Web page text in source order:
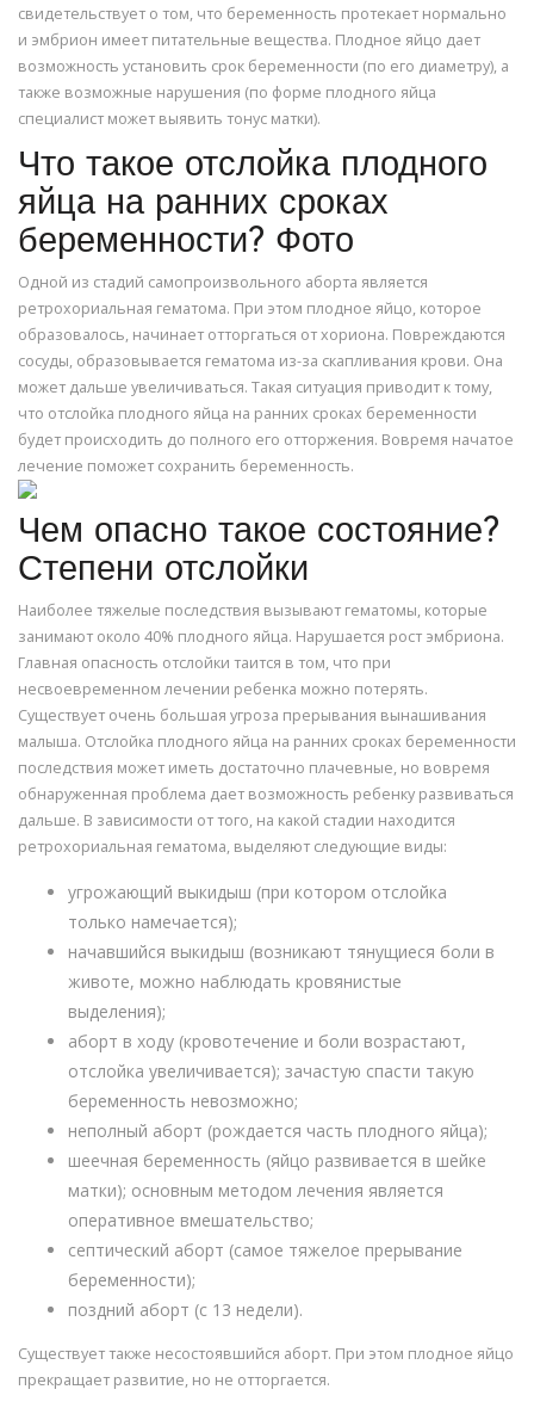
свидетельствует о том, что беременность протекает нормально
и эмбрион имеет питательные вещества. Плодное яйцо дает
возможность установить срок беременности (по его диаметру), а
также возможные нарушения (по форме плодного яйца
специалист может выявить тонус матки).
Что такое отслойка плодного
яйца на ранних сроках
беременности? Фото
Одной из стадий самопроизвольного аборта является
ретрохориальная гематома. При этом плодное яйцо, которое
образовалось, начинает отторгаться от хориона. Повреждаются
сосуды, образовывается гематома из-за скапливания крови. Она
может дальше увеличиваться. Такая ситуация приводит к тому,
что отслойка плодного яйца на ранних сроках беременности
будет происходить до полного его отторжения. Вовремя начатое
лечение поможет сохранить беременность.
Чем опасно такое состояние?
Степени отслойки
Наиболее тяжелые последствия вызывают гематомы, которые
занимают около 40% плодного яйца. Нарушается рост эмбриона.
Главная опасность отслойки таится в том, что при
несвоевременном лечении ребенка можно потерять.
Существует очень большая угроза прерывания вынашивания
малыша. Отслойка плодного яйца на ранних сроках беременности
последствия может иметь достаточно плачевные, но вовремя
обнаруженная проблема дает возможность ребенку развиваться
дальше. В зависимости от того, на какой стадии находится
ретрохориальная гематома, выделяют следующие виды:
угрожающий выкидыш (при котором отслойка
только намечается);
начавшийся выкидыш (возникают тянущиеся боли в
животе, можно наблюдать кровянистые
выделения);
аборт в ходу (кровотечение и боли возрастают,
отслойка увеличивается); зачастую спасти такую
беременность невозможно;
неполный аборт (рождается часть плодного яйца);
шеечная беременность (яйцо развивается в шейке
матки); основным методом лечения является
оперативное вмешательство;
септический аборт (самое тяжелое прерывание
беременности);
поздний аборт (с 13 недели).
Существует также несостоявшийся аборт. При этом плодное яйцо
прекращает развитие, но не отторгается.